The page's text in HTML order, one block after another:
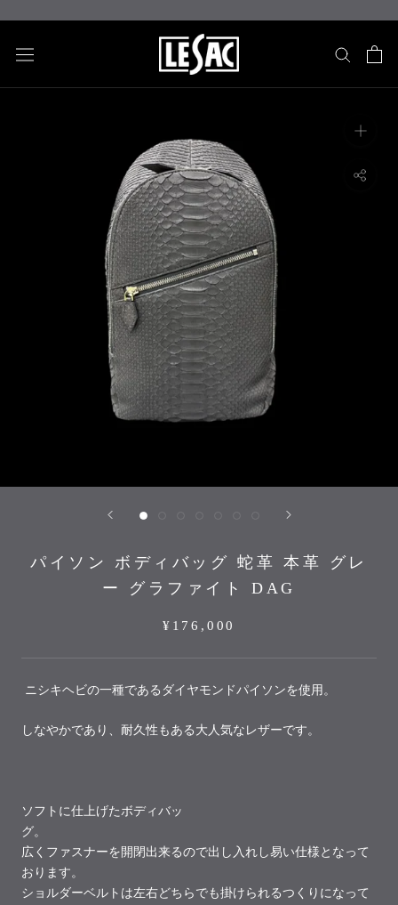
ッ
し
パイソン ボディバッグ 蛇革 本革 グレ
ー グラファイト DAG
¥176,000
ニシキヘビの一種であるダイヤモンドパイソンを使用。
しなやかであり、耐久性もある大人気なレザーです。
ソフトに仕上げたボディバッ
グ。
広くファスナーを開閉出来るので出し入れし易い仕様となって
おります。
ショルダーベルトは左右どちらでも掛けられるつくりになって